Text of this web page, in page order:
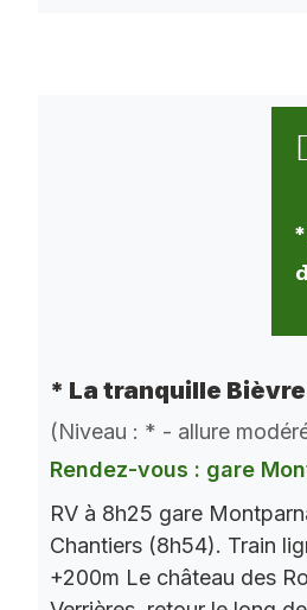
* La tranquille
(Niveau : * - allure
Rendez-vous : gare
RV à 8h25 gare
Chantiers (8h54). Train
+200m Le château des